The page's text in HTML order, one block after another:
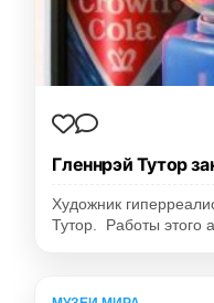
Гленнрэй Тутор
Художник
Тутор. Работы этого